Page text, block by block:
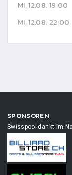
MI, 12.08. 19:00
MI, 12.08. 22:00
SPONSOREN
Swisspool dankt im